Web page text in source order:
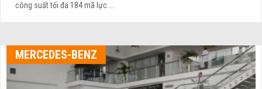
công suất tối đa 184 mã lực ...
MERCEDES-BENZ